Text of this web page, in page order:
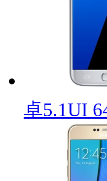
卓5.1UI